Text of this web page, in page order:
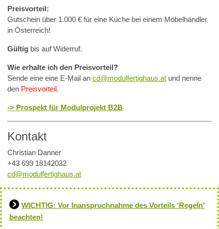
Preisvorteil:
Gutschein über 1.000 € für eine Küche bei einem Möbelhändler
in Österreich!
Gültig bis auf Widerruf.
Wie erhalte ich den Preisvorteil?
Sende eine eine E-Mail an cd@modulfertighaus.at und nenne
den Preisvorteil .
-> Prospekt für Modulprojekt B2B
Kontakt
Christian Danner
+43 699 18142032
cd@modulfertighaus.at
WICHTIG: Vor Inanspruchnahme des Vorteils ‘Regeln’
beachten!